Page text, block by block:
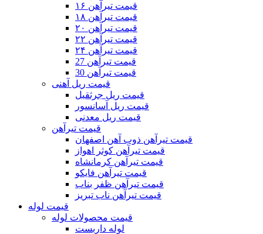
قیمت تیرآهن ۱۶
قیمت تیرآهن ۱۸
قیمت تیرآهن ۲۰
قیمت تیرآهن ۲۲
قیمت تیرآهن ۲۴
قیمت تیرآهن 27
قیمت تیرآهن 30
قیمت ریل آهنی
قیمت ریل جرثقیل
قیمت ریل آسانسور
قیمت ریل معدنی
قیمت تیرآهن
قیمت تیرآهن ذوب آهن اصفهان
قیمت تیرآهن کوثر اهواز
قیمت تیرآهن کرمانشاه
قیمت تیرآهن فایکو
قیمت تیرآهن ظفر بناب
قیمت تیرآهن ناب تبریز
قیمت لوله
قیمت محصولات لوله
لوله داربست